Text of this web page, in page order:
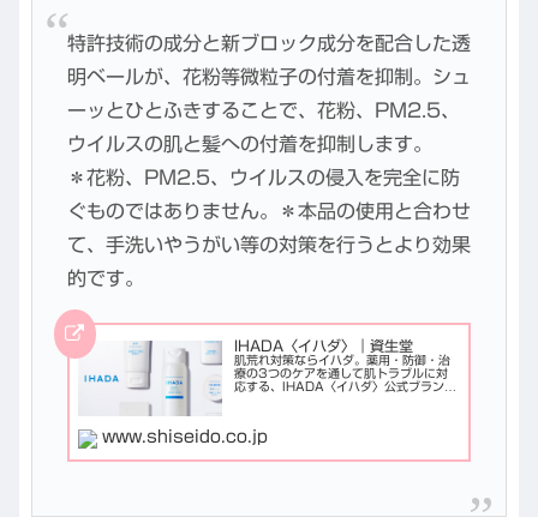
特許技術の成分と新ブロック成分を配合した透
明ベールが、花粉等微粒子の付着を抑制。シュ
ーッとひとふきすることで、花粉、PM2.5、
ウイルスの肌と髪への付着を抑制します。
＊花粉、PM2.5、ウイルスの侵入を完全に防
ぐものではありません。＊本品の使用と合わせ
て、手洗いやうがい等の対策を行うとより効果
的です。
IHADA〈イハダ〉｜資生堂
肌荒れ対策ならイハダ。薬用・防御・治
療の3つのケアを通して肌トラブルに対
応する、IHADA〈イハダ〉公式ブランド
www.shiseido.co.jp